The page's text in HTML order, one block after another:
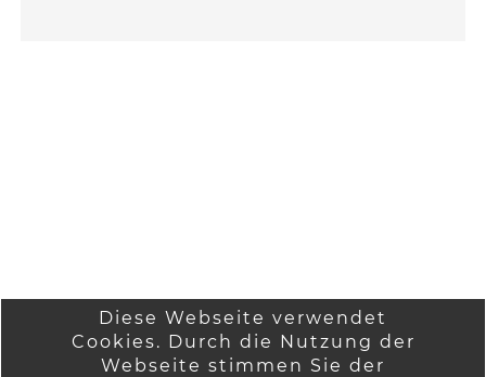
Diese Webseite verwendet
Cookies. Durch die Nutzung der
Webseite stimmen Sie der
Startseite
Wir über uns